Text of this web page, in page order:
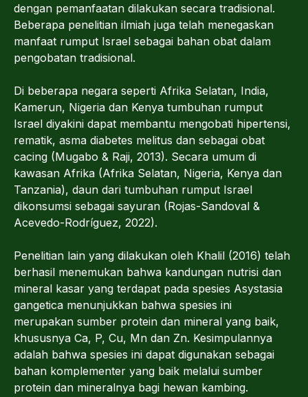
dengan pemanfaatan dilakukan secara tradisional.
Beberapa penelitian ilmiah juga telah menegaskan
manfaat rumput Israel sebagai bahan obat dalam
pengobatan tradisional.
Di beberapa negara seperti Afrika Selatan, India,
Kamerun, Nigeria dan Kenya tumbuhan rumput
Israel diyakini dapat membantu mengobati hipertensi,
rematik, asma diabetes melitus dan sebagai obat
cacing (Mugabo & Raji, 2013). Secara umum di
kawasan Afrika (Afrika Selatan, Nigeria, Kenya dan
Tanzania), daun dari tumbuhan rumput Israel
dikonsumsi sebagai sayuran (Rojas-Sandoval &
Acevedo-Rodríguez, 2022).
Penelitian lain yang dilakukan oleh Khalil (2016) telah
berhasil menemukan bahwa kandungan nutrisi dan
mineral kasar yang terdapat pada spesies Asystasia
gangetica menunjukkan bahwa spesies ini
merupakan sumber protein dan mineral yang baik,
khususnya Ca, P, Cu, Mn dan Zn. Kesimpulannya
adalah bahwa spesies ini dapat digunakan sebagai
bahan komplementer yang baik melalui sumber
protein dan mineralnya bagi hewan kambing.